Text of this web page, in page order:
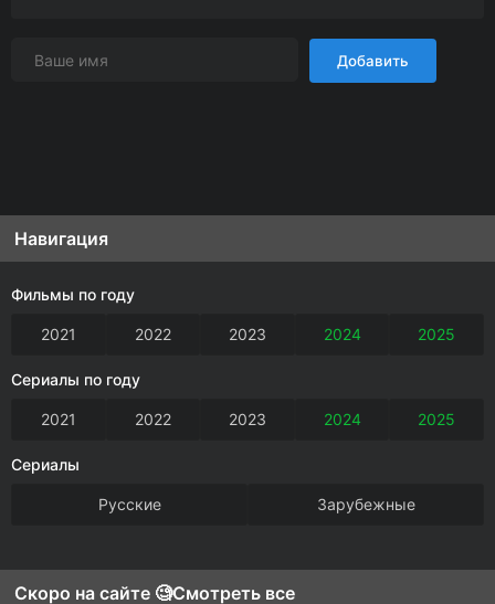
Добавить
Навигация
Фильмы по году
2021 2022 2023 2024 2025
Сериалы по году
2021 2022 2023 2024 2025
Сериалы
Русские Зарубежные
Скоро на сайте 🧐Смотреть все